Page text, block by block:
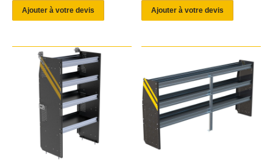
Ajouter à votre devis Ajouter à votre devis